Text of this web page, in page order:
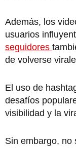
Además, los
usuarios
seguidores
de volverse
El uso de
desafíos
visibilidad y la
Sin embargo, no